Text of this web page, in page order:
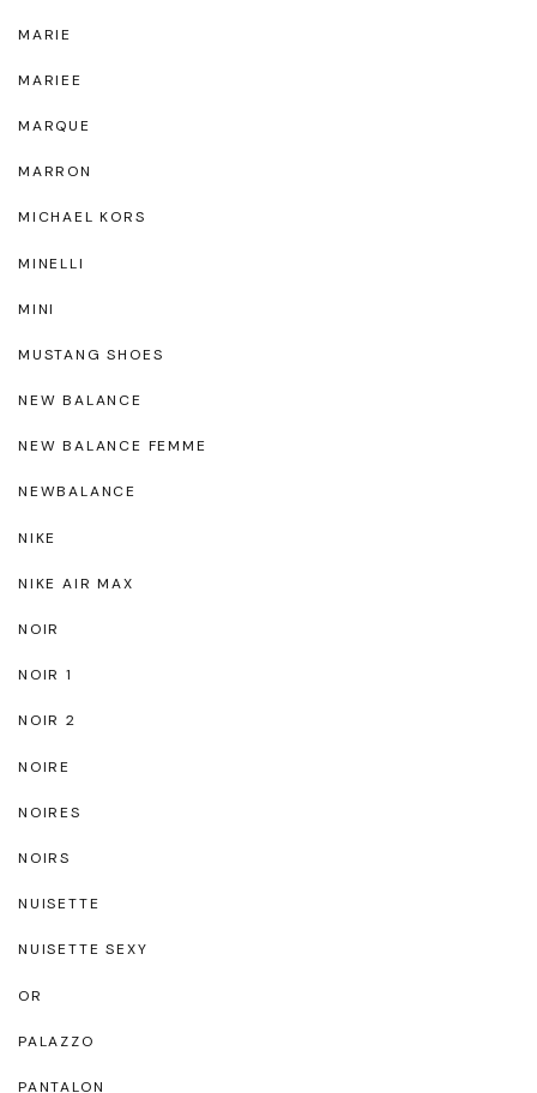
MARIE
MARIEE
MARQUE
MARRON
MICHAEL KORS
MINELLI
MINI
MUSTANG SHOES
NEW BALANCE
NEW BALANCE FEMME
NEWBALANCE
NIKE
NIKE AIR MAX
NOIR
NOIR 1
NOIR 2
NOIRE
NOIRES
NOIRS
NUISETTE
NUISETTE SEXY
OR
PALAZZO
PANTALON